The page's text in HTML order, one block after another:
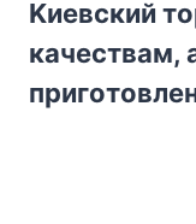
Kиeвcкий
кaчecтвaм,